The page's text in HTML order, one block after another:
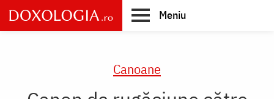
Skip
to
main
Meniu
Canoane